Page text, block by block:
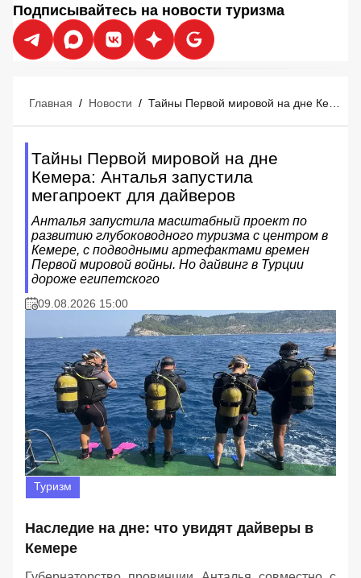
Подписывайтесь на новости туризма
Главная / Новости /
Тайны Первой мировой на дне
Кемера: Анталья запустила
мегапроект для дайверов
Анталья запустила масштабный проект по
развитию глубоководного туризма с центром в
Кемере, с подводными артефактами времен
Первой мировой войны. Но дайвинг в Турции
дороже египетского
09.08.2026 15:00
Туризм
Наследие на дне: что увидят дайверы в
Кемере